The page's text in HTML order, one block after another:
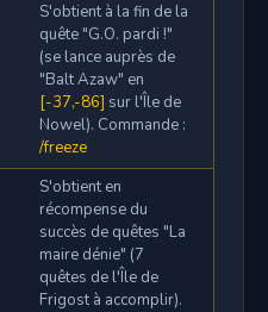
S'obtient à la fin de la
quête "G.O. pardi !"
(se lance auprès de
"Balt Azaw" en
[-37,-86] sur l'Île de
Nowel). Commande :
/freeze
S'obtient en
récompense du
succès de quêtes "La
maire dénie" (7
quêtes de l'Île de
Frigost à accomplir).